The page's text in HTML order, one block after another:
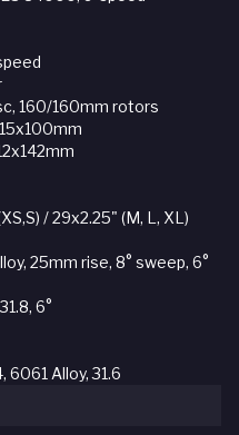
160/160mm rotors
/ 29x2.25" (M, L, XL)
25mm rise, 8° sweep, 6°
6°
6061 Alloy, 31.6